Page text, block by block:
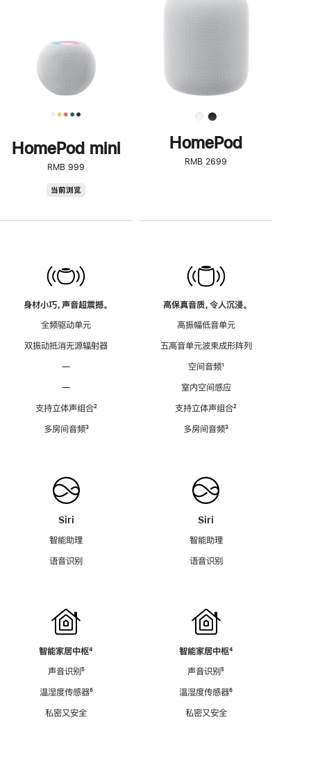
HomePod mini
RMB 999
当前浏览
身材小巧，声音超震撼。
全频驱动单元
双振动抵消无源辐射器
—
—
支持立体声组合脚
²
多房间音频脚
³
Siri
智能助理
语音识别
智能家居中枢脚
⁴
声音识别脚
⁵
温湿度传感器脚
⁶
私密又安全
了
解
HomePod<
HomePod
RMB 2699
高保真音质，令人沉浸。
高振幅低音单元
五高音单元波束成形阵列
空间音频脚
¹
室内空间感应
支持立体声组合脚
²
多房间音频脚
³
Siri
智能助理
语音识别
智能家居中枢脚
⁴
声音识别脚
⁵
温湿度传感器脚
⁶
私密又安全